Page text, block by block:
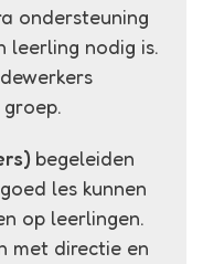
ondersteuning
leerling nodig is.
begeleiden
les kunnen
op leerlingen.
met directie en